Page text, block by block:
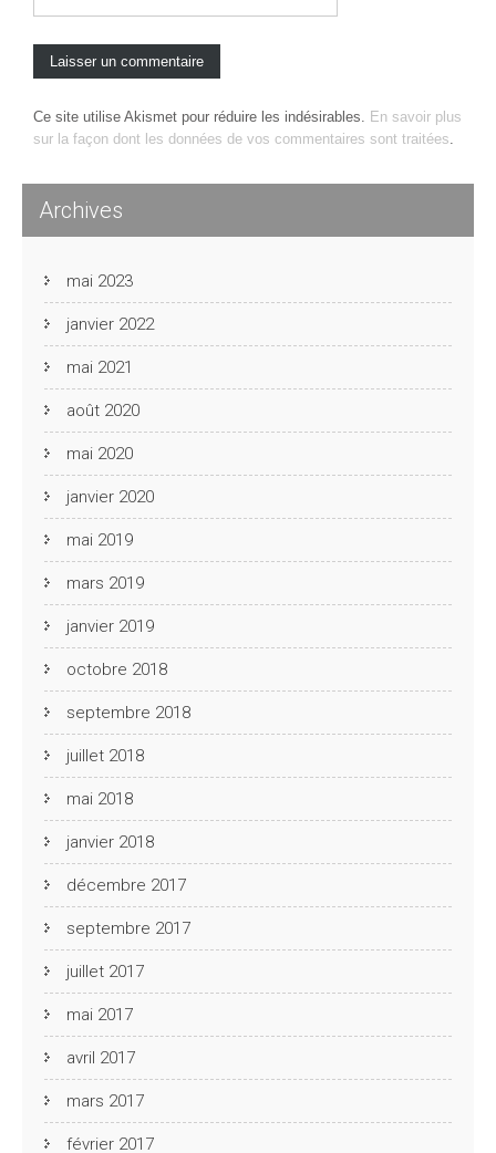
Ce site utilise Akismet pour réduire les indésirables. En savoir plus
sur la façon dont les données de vos commentaires sont traitées.
Archives
mai 2023
janvier 2022
mai 2021
août 2020
mai 2020
janvier 2020
mai 2019
mars 2019
janvier 2019
octobre 2018
septembre 2018
juillet 2018
mai 2018
janvier 2018
décembre 2017
septembre 2017
juillet 2017
mai 2017
avril 2017
mars 2017
février 2017